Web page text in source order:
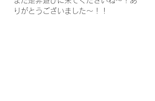
りがとうございました～！！